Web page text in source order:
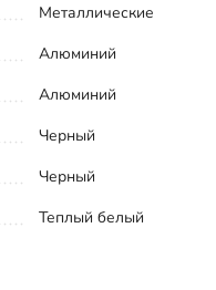
Металлические
Алюминий
Алюминий
Черный
Черный
Теплый белый